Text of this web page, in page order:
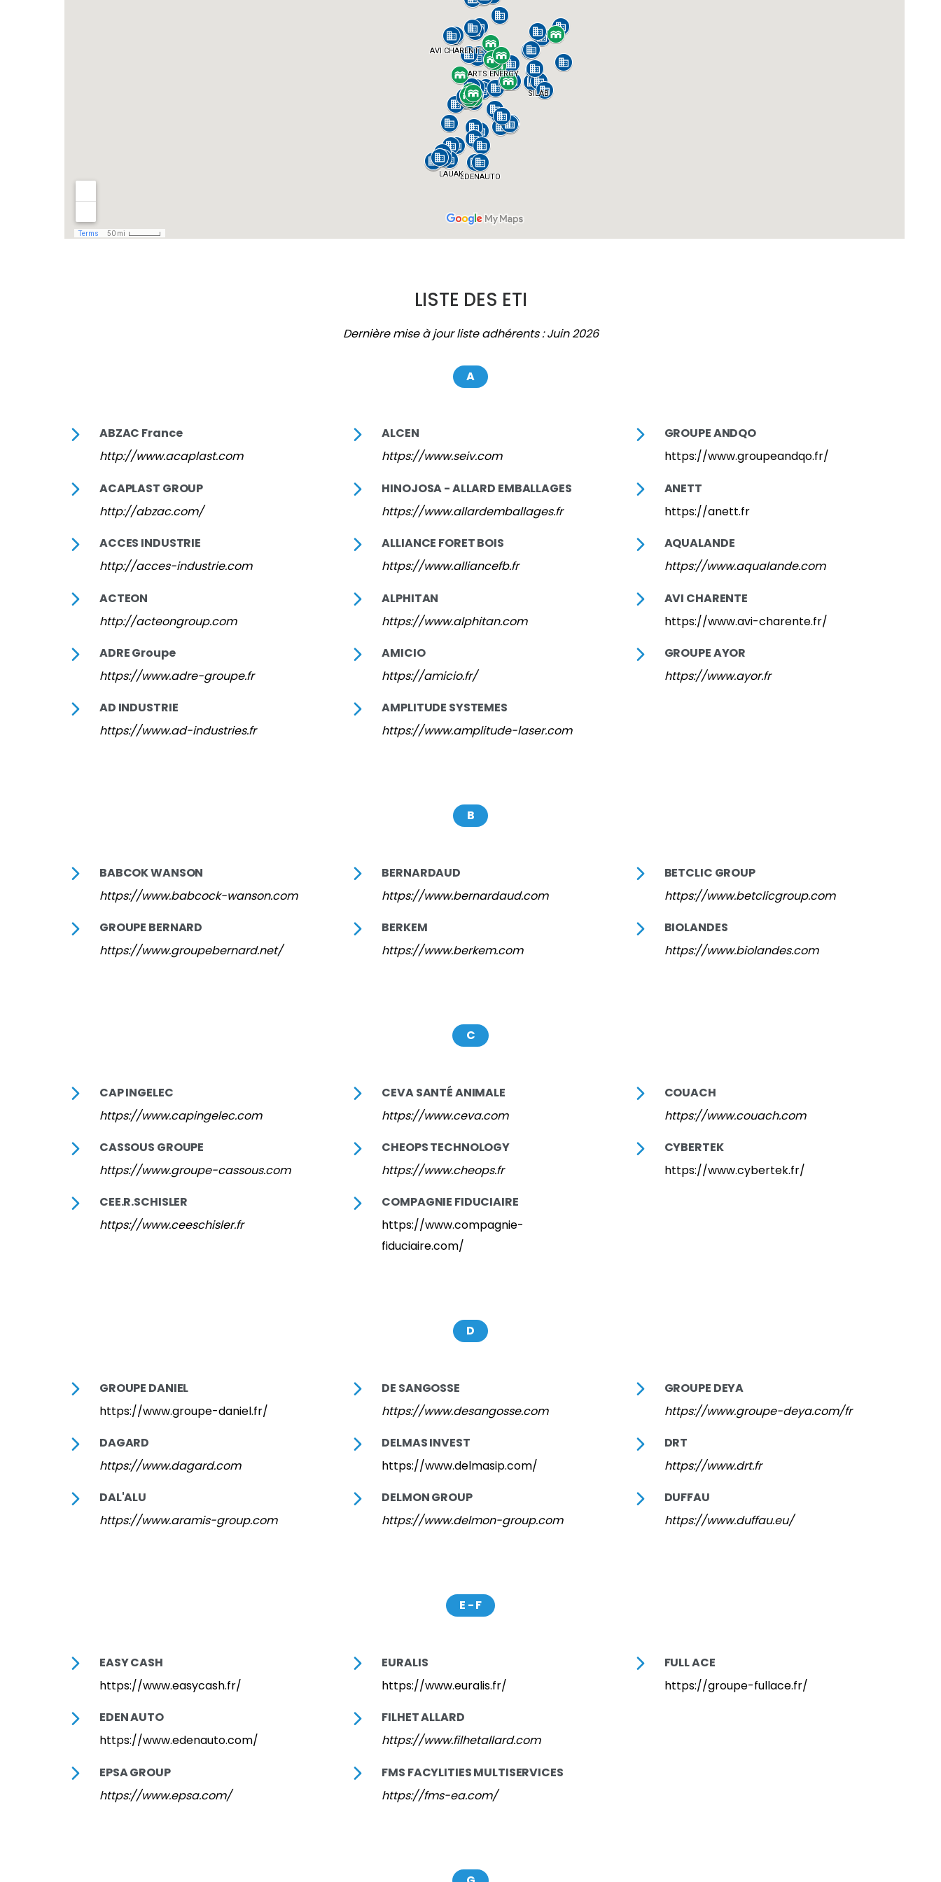
LISTE DES ETI
Dernière mise à jour liste adhérents : Juin 2026
A
ABZAC France
http://www.acaplast.com
ACAPLAST GROUP
http://abzac.com/
ACCES INDUSTRIE
http://acces-industrie.com
ACTEON
http://acteongroup.com
ADRE Groupe
https://www.adre-groupe.fr
AD INDUSTRIE
https://www.ad-industries.fr
ALCEN
https://www.seiv.com
HINOJOSA - ALLARD EMBALLAGES
https://www.allardemballages.fr
ALLIANCE FORET BOIS
https://www.alliancefb.fr
ALPHITAN
https://www.alphitan.com
AMICIO
https://amicio.fr/
AMPLITUDE SYSTEMES
https://www.amplitude-laser.com
GROUPE ANDQO
https://www.groupeandqo.fr/
ANETT
https://anett.fr
AQUALANDE
https://www.aqualande.com
AVI CHARENTE
https://www.avi-charente.fr/
GROUPE AYOR
https://www.ayor.fr
B
BABCOK WANSON
https://www.babcock-wanson.com
GROUPE BERNARD
https://www.groupebernard.net/
BERNARDAUD
https://www.bernardaud.com
BERKEM
https://www.berkem.com
BETCLIC GROUP
https://www.betclicgroup.com
BIOLANDES
https://www.biolandes.com
C
CAP INGELEC
https://www.capingelec.com
CASSOUS GROUPE
https://www.groupe-cassous.com
CEE.R.SCHISLER
https://www.ceeschisler.fr
CEVA SANTÉ ANIMALE
https://www.ceva.com
CHEOPS TECHNOLOGY
https://www.cheops.fr
COMPAGNIE FIDUCIAIRE
https://www.compagnie-
fiduciaire.com/
COUACH
https://www.couach.com
CYBERTEK
https://www.cybertek.fr/
D
GROUPE DANIEL
https://www.groupe-daniel.fr/
DAGARD
https://www.dagard.com
DAL'ALU
https://www.aramis-group.com
DE SANGOSSE
https://www.desangosse.com
DELMAS INVEST
https://www.delmasip.com/
DELMON GROUP
https://www.delmon-group.com
GROUPE DEYA
https://www.groupe-deya.com/fr
DRT
https://www.drt.fr
DUFFAU
https://www.duffau.eu/
E - F
EASY CASH
https://www.easycash.fr/
EDEN AUTO
https://www.edenauto.com/
EPSA GROUP
https://www.epsa.com/
EURALIS
https://www.euralis.fr/
FILHET ALLARD
https://www.filhetallard.com
FMS FACYLITIES MULTISERVICES
https://fms-ea.com/
FULL ACE
https://groupe-fullace.fr/